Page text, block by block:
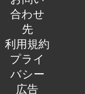
合わせ
先
利用規約
プライ
バシー
広告